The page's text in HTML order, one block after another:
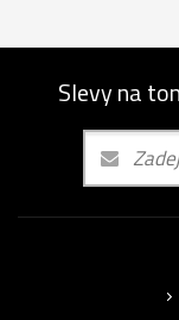
Slevy na